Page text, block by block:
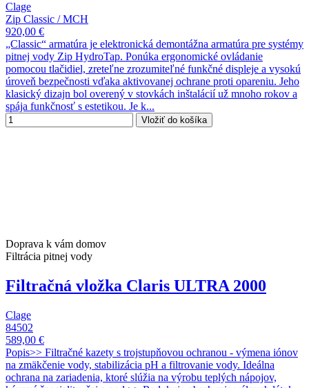
Clage
Zip Classic / MCH
920,00 €
„Classic“ armatúra je elektronická demontážna armatúra pre systémy
pitnej vody Zip HydroTap. Ponúka ergonomické ovládanie
pomocou tlačidiel, zreteľne zrozumiteľné funkčné displeje a vysokú
úroveň bezpečnosti vďaka aktivovanej ochrane proti opareniu. Jeho
klasický dizajn bol overený v stovkách inštalácií už mnoho rokov a
spája funkčnosť s estetikou. Je k...
Vložiť do košíka
Doprava k vám domov
Filtrácia pitnej vody
Filtračná vložka Claris ULTRA 2000
Clage
84502
589,00 €
Popis>> Filtračné kazety s trojstupňovou ochranou - výmena iónov
na zmäkčenie vody, stabilizácia pH a filtrovanie vody. Ideálna
ochrana na zariadenia, ktoré slúžia na výrobu teplých nápojov,